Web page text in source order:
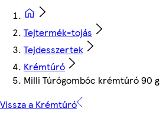
Tejtermék-tojás
Tejdesszertek
Krémtúró
Milli Túrógombóc krémtúró 90 g
Vissza a Krémtúró